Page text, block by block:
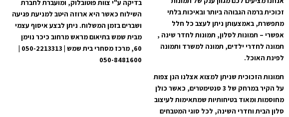
זכוכית ברמה הגבוהה ביותר ובאיכות בלתי
מתפשרת, באמצעותן ניתן לעצב כל חלל
אפשרי – תמונות לסלון, תמונות לחדר שינה ,
תמונה לחדרי ילדים, תמונה למשרד ותמונה
לפינת האוכל.
תמונות הזכוכית שניתן למצוא אצלנו הנן צפות
על הקיר במרחק של 3 סנטימטרים, כאשר כולן
מחוסמות ומאוד בטיחותיות שמתאימות לעיצוב
סלון הבית וחדרי השינה, לכל סוגי המטבחים
בדיקה ע"י צוות פוטובלוק, ומועברת לחברת
השילוח כאשר היא ארוזה היטב למניעת פגיעה
ושברים בזמן המשלוח. ניתן לבצע איסוף עצמי
מבית שמש בתיאום מראש מרחוב כיכר נוימן
60, מרכז מסחרי בית שמש | 050-2213313 |
050-8481600